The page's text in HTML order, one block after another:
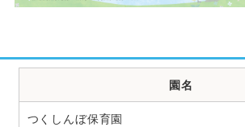
園名
つくしんぼ保育園